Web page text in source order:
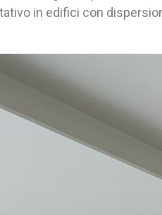
in edifici con